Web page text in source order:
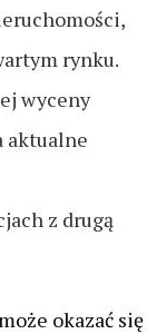
rynku.
wyceny
aktualne
z drugą
okazać się